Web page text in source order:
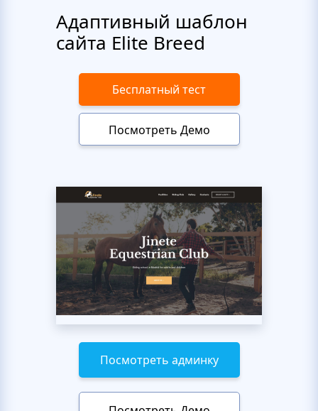
Адаптивный шаблон
сайта Elite Breed
Бесплатный тест
Посмотреть Демо
Посмотреть админку